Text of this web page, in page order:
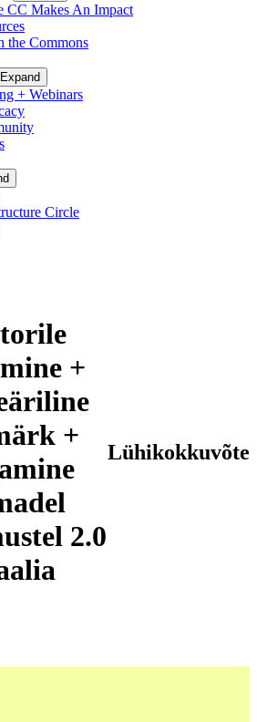
CC Makes An Impact
the Commons
Expand
+ Webinars
Circle
+
+
2.0
Lühikokkuvõte